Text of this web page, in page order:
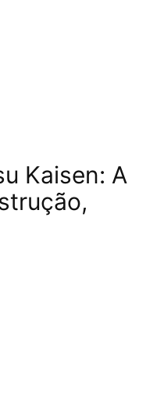
Kaisen: A